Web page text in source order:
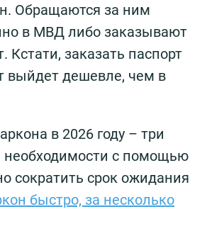
Обращаются за ним
в МВД либо заказывают
Кстати, заказать паспорт
выйдет дешевле, чем в
в 2026 году – три
необходимости с помощью
сократить срок ожидания
быстро, за несколько